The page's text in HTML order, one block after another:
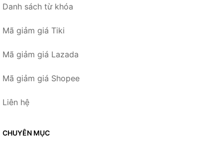
Danh sách từ khóa
Mã giảm giá Tiki
Mã giảm giá Lazada
Mã giảm giá Shopee
Liên hệ
CHUYÊN MỤC